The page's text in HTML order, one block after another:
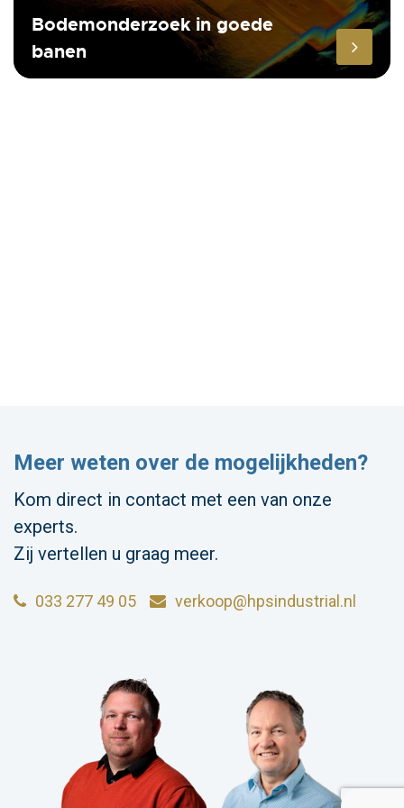
Bodemonderzoek in goede
banen
Meer weten over de mogelijkheden?
Kom direct in contact met een van onze
experts.
Zij vertellen u graag meer.
033 277 49 05 verkoop@hpsindustrial.nl